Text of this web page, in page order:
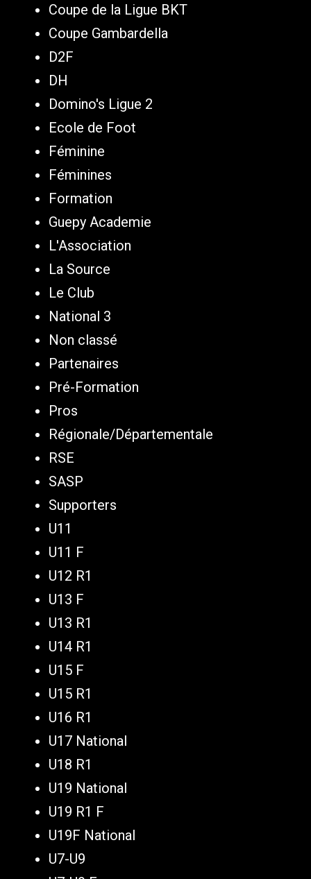
Coupe de la Ligue BKT
Coupe Gambardella
D2F
DH
Domino's Ligue 2
Ecole de Foot
Féminine
Féminines
Formation
Guepy Academie
L'Association
La Source
Le Club
National 3
Non classé
Partenaires
Pré-Formation
Pros
Régionale/Départementale
RSE
SASP
Supporters
U11
U11 F
U12 R1
U13 F
U13 R1
U14 R1
U15 F
U15 R1
U16 R1
U17 National
U18 R1
U19 National
U19 R1 F
U19F National
U7-U9